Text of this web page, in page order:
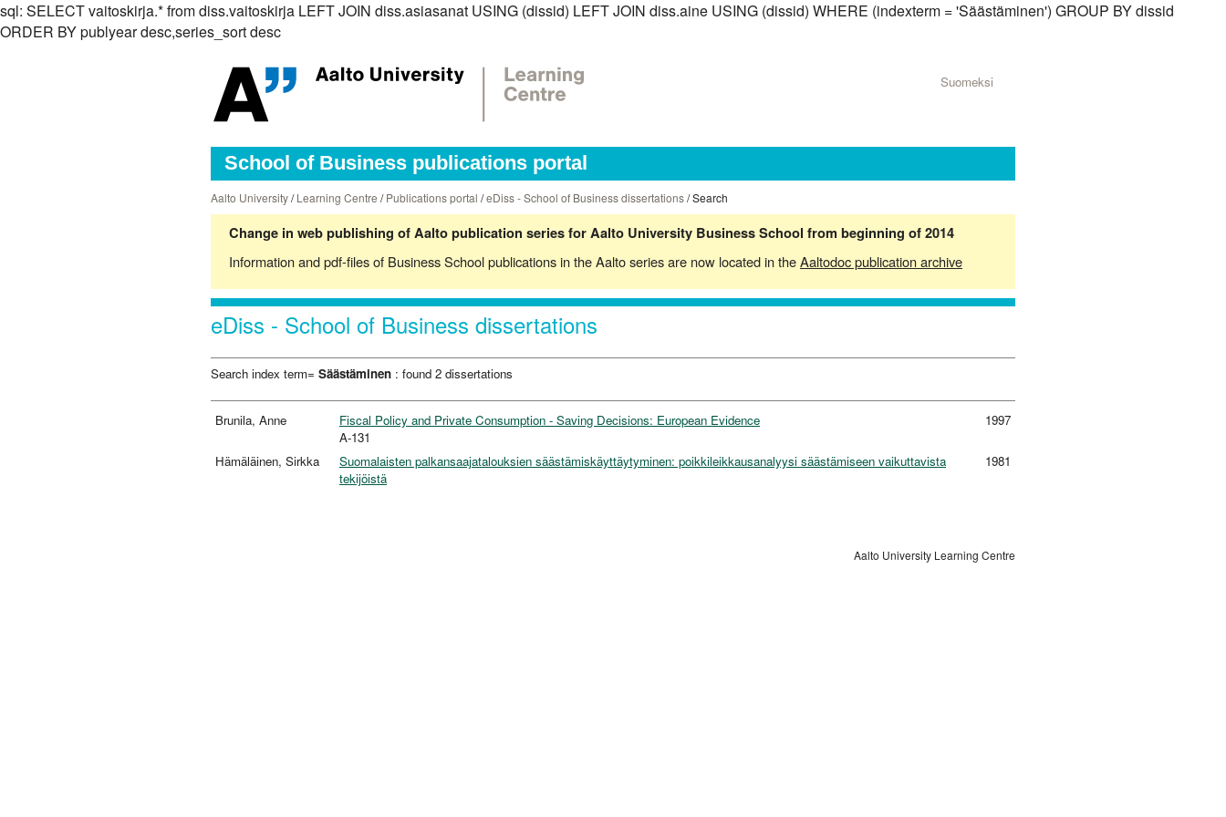
sql: SELECT vaitoskirja.* from diss.vaitoskirja LEFT JOIN diss.asiasanat USING (dissid) LEFT JOIN diss.aine USING (dissid) WHERE (indexterm = 'Säästäminen') GROUP BY dissid
ORDER BY publyear desc,series_sort desc
Suomeksi
School of Business publications portal
Aalto University/Learning Centre /Publications portal /eDiss - School of Business dissertations/ Search
Change in web publishing of Aalto publication series for Aalto University Business School from beginning of 2014
Information and pdf-files of Business School publications in the Aalto series are now located in theAaltodoc publication archive
eDiss - School of Business dissertations
Search index term= Säästäminen : found 2 dissertations
Brunila, Anne
Fiscal Policy and Private Consumption - Saving Decisions: European Evidence
A-131
1997
Hämäläinen, Sirkka
Suomalaisten palkansaajatalouksien säästämiskäyttäytyminen: poikkileikkausanalyysi säästämiseen vaikuttavista
tekijöistä
1981
Aalto University Learning Centre